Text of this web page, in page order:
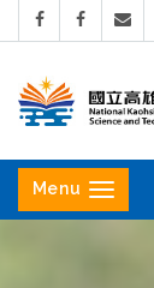
立
高
Menu